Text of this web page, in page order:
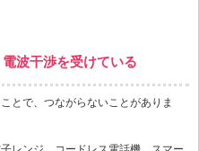
波干渉を受けている
とで、つながらないことがありま